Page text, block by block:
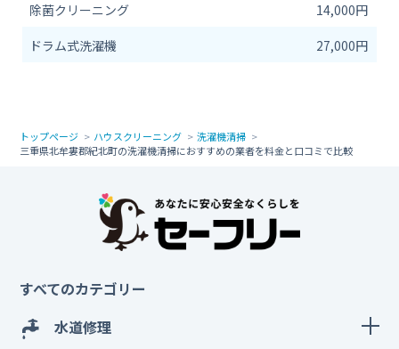
除菌クリーニング
14,000円
ドラム式洗濯機
27,000円
トップページ ハウスクリーニング
洗濯機清掃
三重県北牟婁郡紀北町の洗濯機清掃におすすめの業者を料金と口コミで比較
すべてのカテゴリー
水道修理